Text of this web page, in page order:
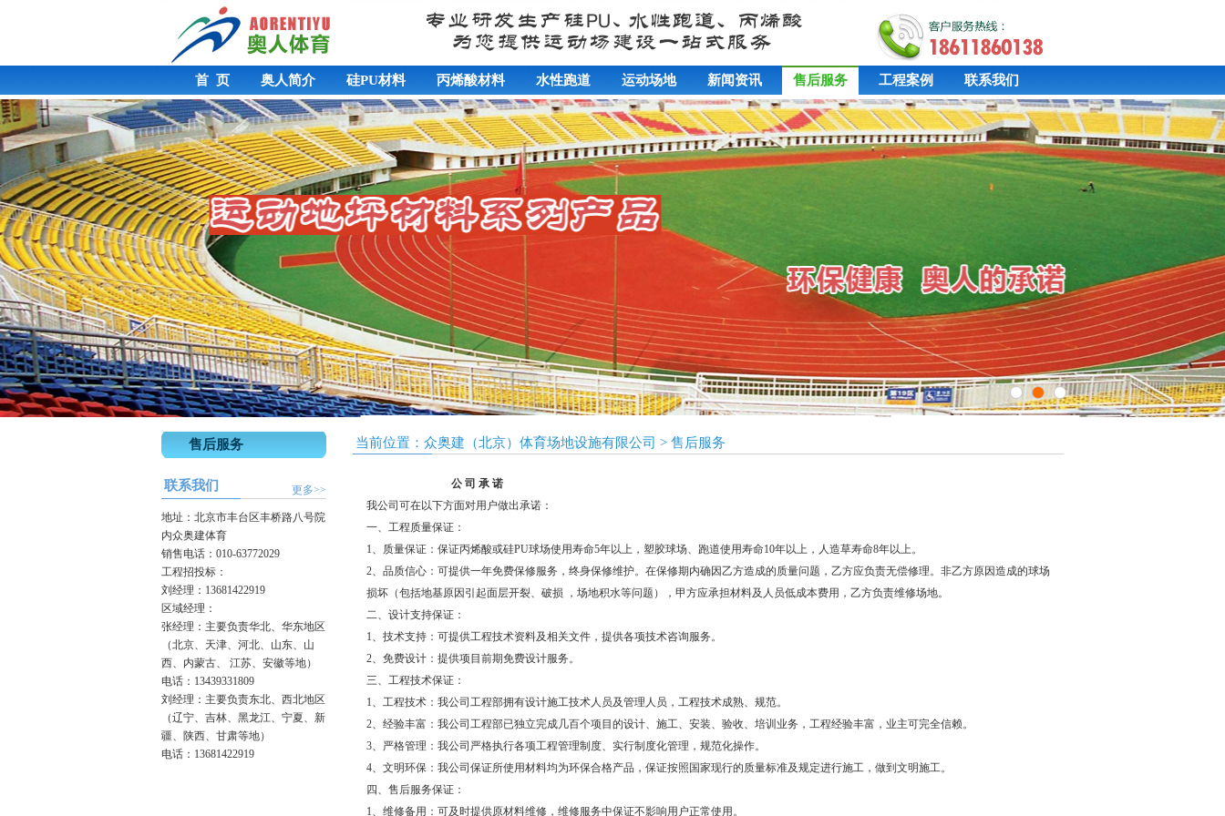
首 页 奥人简介 硅PU材料 丙烯酸材料 水性跑道 运动场地 新闻资讯 售后服务 工程案例 联系我们
售后服务
联系我们 更多>>
地址：北京市丰台区丰桥路八号院
内众奥建体育
销售电话：010-63772029
工程招投标：
刘经理：13681422919
区域经理：
张经理：主要负责华北、华东地区
（北京、天津、河北、山东、山
西、内蒙古、 江苏、安徽等地）
电话：13439331809
刘经理：主要负责东北、西北地区
（辽宁、吉林、黑龙江、宁夏、新
疆、陕西、甘肃等地）
电话：13681422919
当前位置： 众奥建（北京）体育场地设施有限公司 > 售后服务
公 司 承 诺
我公司可在以下方面对用户做出承诺：
一、工程质量保证：
1、质量保证：保证丙烯酸或硅PU球场使用寿命5年以上，塑胶球场、跑道使用寿命10年以上，人造草寿命8年以上。
2、品质信心：可提供一年免费保修服务，终身保修维护。 在保修期内确因乙方造成的质量问题，乙方应负责无偿修理。非乙方原因造成的球场
损坏（包括地基原因引起面层开裂、破损
，场地积水等问题），甲方应承担材料及人员低成本费用，乙方负责维修场地。
二、设计支持保证：
1、技术支持：可提供工程技术资料及相关文件，提供各项技术咨询服务。
2、免费设计：提供项目前期免费设计服务。
三、工程技术保证：
1、工程技术：我公司工程部拥有设计施工技术人员及管理人员，工程技术成熟、规范。
2、经验丰富：我公司工程部已独立完成几百个项目的设计、施工、安装、验收、培训业务，工程经验丰富，业主可完全信赖。
3、严格管理：我公司严格执行各项工程管理制度、实行制度化管理，规范化操作。
4、文明环保：我公司保证所使用材料均为环保合格产品，保证按照国家现行的质量标准及规定进行施工，做到文明施工。
四、售后服务保证：
1、维修备用：可及时提供原材料维修，维修服务中保证不影响用户正常使用。